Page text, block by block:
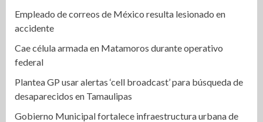
Empleado de correos de México resulta lesionado en
accidente
Cae célula armada en Matamoros durante operativo
federal
Plantea GP usar alertas ‘cell broadcast’ para búsqueda de
desaparecidos en Tamaulipas
Gobierno Municipal fortalece infraestructura urbana de